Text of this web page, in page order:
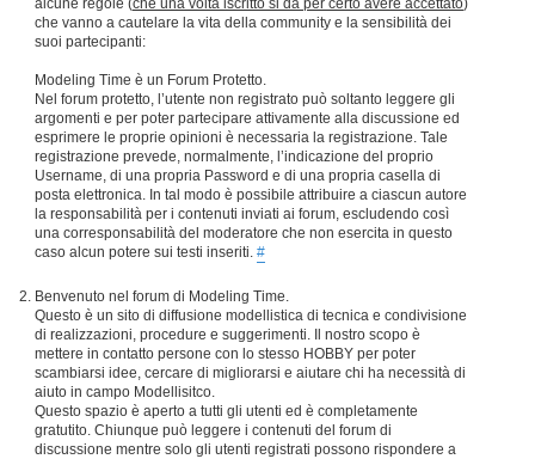
alcune regole (che una volta iscritto si da per certo avere accettato)
che vanno a cautelare la vita della community e la sensibilità dei
suoi partecipanti:
Modeling Time è un Forum Protetto.
Nel forum protetto, l’utente non registrato può soltanto leggere gli
argomenti e per poter partecipare attivamente alla discussione ed
esprimere le proprie opinioni è necessaria la registrazione. Tale
registrazione prevede, normalmente, l’indicazione del proprio
Username, di una propria Password e di una propria casella di
posta elettronica. In tal modo è possibile attribuire a ciascun autore
la responsabilità per i contenuti inviati ai forum, escludendo così
una corresponsabilità del moderatore che non esercita in questo
caso alcun potere sui testi inseriti. #
Benvenuto nel forum di Modeling Time.
Questo è un sito di diffusione modellistica di tecnica e condivisione
di realizzazioni, procedure e suggerimenti. Il nostro scopo è
mettere in contatto persone con lo stesso HOBBY per poter
scambiarsi idee, cercare di migliorarsi e aiutare chi ha necessità di
aiuto in campo Modellisitco.
Questo spazio è aperto a tutti gli utenti ed è completamente
gratutito. Chiunque può leggere i contenuti del forum di
discussione mentre solo gli utenti registrati possono rispondere a